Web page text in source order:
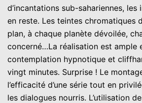
d’incantations sub-sahariennes, les
en reste. Les teintes chromatiques
plan, à chaque planète dévoilée,
concerné…La réalisation est ample
contemplation hypnotique et
vingt minutes. Surprise ! Le
l’efficacité d’une série tout en
les dialogues nourris. L’utilisation